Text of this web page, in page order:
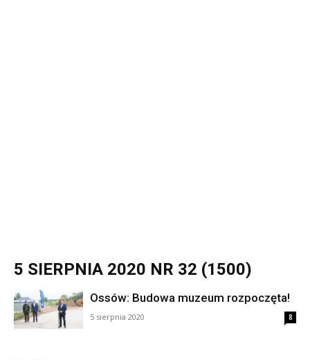
5 SIERPNIA 2020 NR 32 (1500)
Ossów: Budowa muzeum rozpoczęta!
5 sierpnia 2020 8